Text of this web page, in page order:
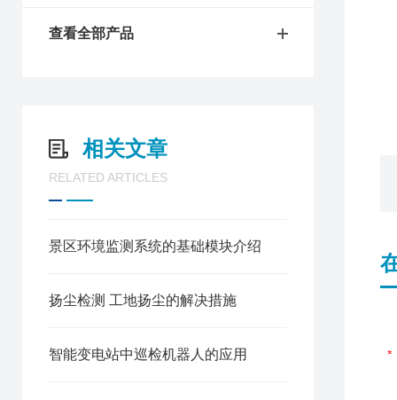
查看全部产品
相关文章
RELATED ARTICLES
景区环境监测系统的基础模块介绍
扬尘检测 工地扬尘的解决措施
智能变电站中巡检机器人的应用